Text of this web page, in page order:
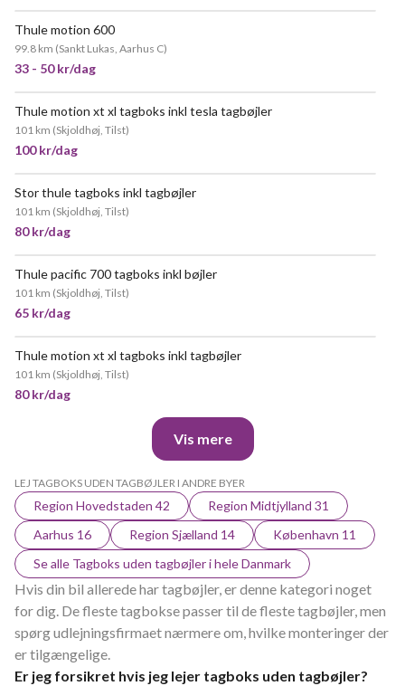
Thule motion 600
99.8 km (Sankt Lukas, Aarhus C)
33 - 50 kr/dag
Thule motion xt xl tagboks inkl tesla tagbøjler
101 km (Skjoldhøj, Tilst)
100 kr/dag
Stor thule tagboks inkl tagbøjler
101 km (Skjoldhøj, Tilst)
80 kr/dag
Thule pacific 700 tagboks inkl bøjler
101 km (Skjoldhøj, Tilst)
65 kr/dag
Thule motion xt xl tagboks inkl tagbøjler
101 km (Skjoldhøj, Tilst)
80 kr/dag
Vis mere
LEJ TAGBOKS UDEN TAGBØJLER I ANDRE BYER
Region Hovedstaden 42
Region Midtjylland 31
Aarhus 16
Region Sjælland 14
København 11
Se alle Tagboks uden tagbøjler i hele Danmark
Hvis din bil allerede har tagbøjler, er denne kategori noget
for dig. De fleste tagbokse passer til de fleste tagbøjler, men
spørg udlejningsfirmaet nærmere om, hvilke monteringer der
er tilgængelige.
Er jeg forsikret hvis jeg lejer tagboks uden tagbøjler?